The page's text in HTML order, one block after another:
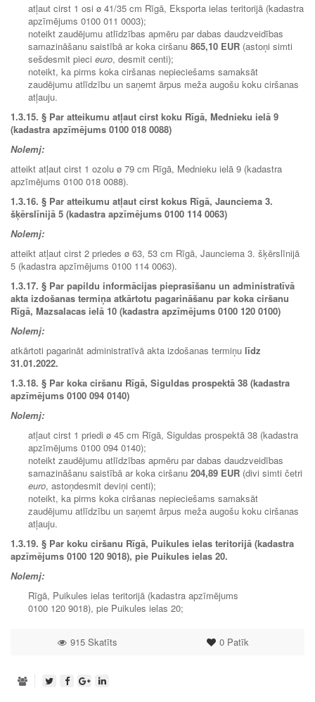
atļaut cirst 1 osi ø 41/35 cm Rīgā, Eksporta ielas teritorijā (kadastra
apzīmējums 0100 011 0003);
noteikt zaudējumu atlīdzības apmēru par dabas daudzveidības
samazināšanu saistībā ar koka ciršanu 865,10 EUR (astoņi simti
sešdesmit pieci euro, desmit centi);
noteikt, ka pirms koka ciršanas nepieciešams samaksāt
zaudējumu atlīdzību un saņemt ārpus meža augošu koku ciršanas
atļauju.
1.3.15. § Par atteikumu atļaut cirst koku Rīgā, Mednieku ielā 9
(kadastra apzīmējums 0100 018 0088)
Nolemj:
atteikt atļaut cirst 1 ozolu ø 79 cm Rīgā, Mednieku ielā 9 (kadastra
apzīmējums 0100 018 0088).
1.3.16. § Par atteikumu atļaut cirst kokus Rīgā, Jaunciema 3.
šķērslīnijā 5 (kadastra apzīmējums 0100 114 0063)
Nolemj:
atteikt atļaut cirst 2 priedes ø 63, 53 cm Rīgā, Jaunciema 3. šķērslīnijā
5 (kadastra apzīmējums 0100 114 0063).
1.3.17. § Par papildu informācijas pieprasīšanu un administratīvā
akta izdošanas termiņa atkārtotu pagarināšanu par koka ciršanu
Rīgā, Mazsalacas ielā 10 (kadastra apzīmējums 0100 120 0100)
Nolemj:
atkārtoti pagarināt administratīvā akta izdošanas termiņu līdz
31.01.2022.
1.3.18. § Par koka ciršanu Rīgā, Siguldas prospektā 38 (kadastra
apzīmējums 0100 094 0140)
Nolemj:
atļaut cirst 1 priedi ø 45 cm Rīgā, Siguldas prospektā 38 (kadastra
apzīmējums 0100 094 0140);
noteikt zaudējumu atlīdzības apmēru par dabas daudzveidības
samazināšanu saistībā ar koka ciršanu 204,89 EUR (divi simti četri
euro, astoņdesmit deviņi centi);
noteikt, ka pirms koka ciršanas nepieciešams samaksāt
zaudējumu atlīdzību un saņemt ārpus meža augošu koku ciršanas
atļauju.
1.3.19. § Par koku ciršanu Rīgā, Puikules ielas teritorijā (kadastra
apzīmējums 0100 120 9018), pie Puikules ielas 20.
Nolemj:
Rīgā, Puikules ielas teritorijā (kadastra apzīmējums
0100 120 9018), pie Puikules ielas 20;
0Patīk
915 Skatīts